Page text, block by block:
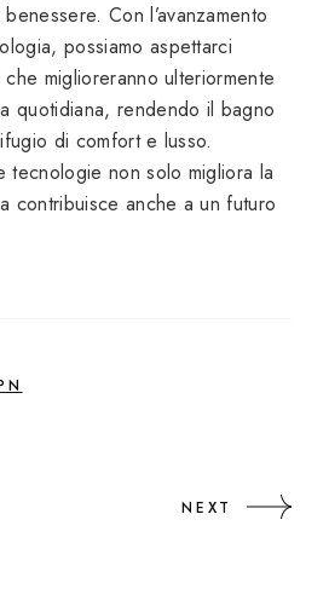
Con l’avanzamento
possiamo aspettarci
miglioreranno ulteriormente
quotidiana, rendendo il bagno
di comfort e lusso.
tecnologie non solo migliora la
contribuisce anche a un futuro
NEXT